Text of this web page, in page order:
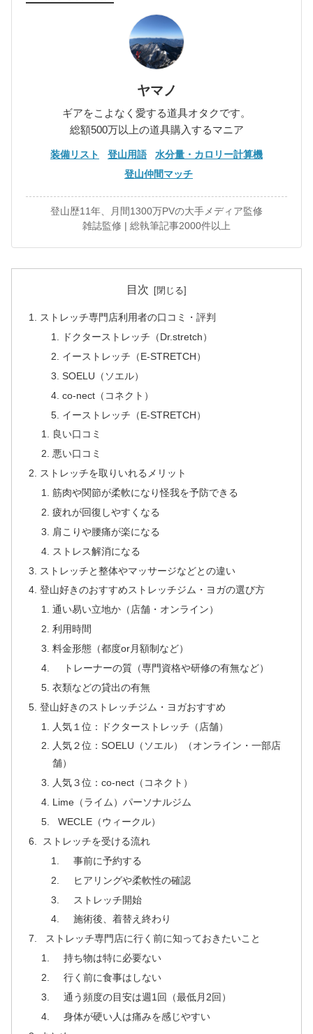
ヤマノ
ギアをこよなく愛する道具オタクです。
総額500万以上の道具購入するマニア
装備リスト 登山用語
水分量・カロリー計算機
登山仲間マッチ
登山歴11年、月間1300万PVの大手メディア監修
雑誌監修 | 総執筆記事2000件以上
目次
ストレッチ専門店利用者の口コミ・評判
ドクターストレッチ（Dr.stretch）
イーストレッチ（E-STRETCH）
SOELU（ソエル）
co-nect（コネクト）
イーストレッチ（E-STRETCH）
良い口コミ
悪い口コミ
ストレッチを取りいれるメリット
筋肉や関節が柔軟になり怪我を予防できる
疲れが回復しやすくなる
肩こりや腰痛が楽になる
ストレス解消になる
ストレッチと整体やマッサージなどとの違い
登山好きのおすすめストレッチジム・ヨガの選び方
通い易い立地か（店舗・オンライン）
利用時間
料金形態（都度or月額制など）
トレーナーの質（専門資格や研修の有無など）
衣類などの貸出の有無
登山好きのストレッチジム・ヨガおすすめ
人気１位：ドクターストレッチ（店舗）
人気２位：SOELU（ソエル）（オンライン・一部店
舗）
人気３位：co-nect（コネクト）
Lime（ライム）パーソナルジム
WECLE（ウィークル）
ストレッチを受ける流れ
事前に予約する
ヒアリングや柔軟性の確認
ストレッチ開始
施術後、着替え終わり
ストレッチ専門店に行く前に知っておきたいこと
持ち物は特に必要ない
行く前に食事はしない
通う頻度の目安は週1回（最低月2回）
身体が硬い人は痛みを感じやすい